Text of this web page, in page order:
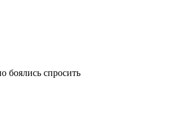
боялись спросить